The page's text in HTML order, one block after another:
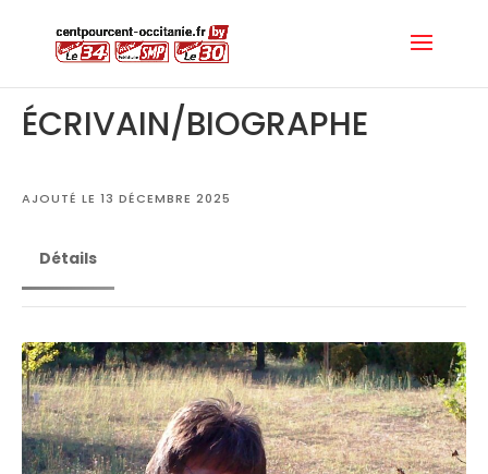
ÉCRIVAIN/BIOGRAPHE
AJOUTÉ LE 13 DÉCEMBRE 2025
Détails